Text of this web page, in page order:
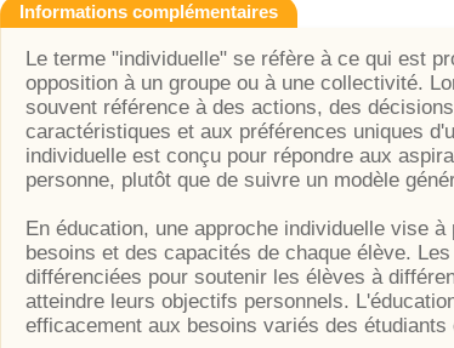
Informations complémentaires
Le terme "individuelle" se réfère à ce qui est
opposition à un groupe ou à une collectivité.
souvent référence à des actions, des
caractéristiques et aux préférences uniques
individuelle est conçu pour répondre aux
personne, plutôt que de suivre un modèle
En éducation, une approche individuelle vise
besoins et des capacités de chaque élève.
différenciées pour soutenir les élèves à
atteindre leurs objectifs personnels.
efficacement aux besoins variés des